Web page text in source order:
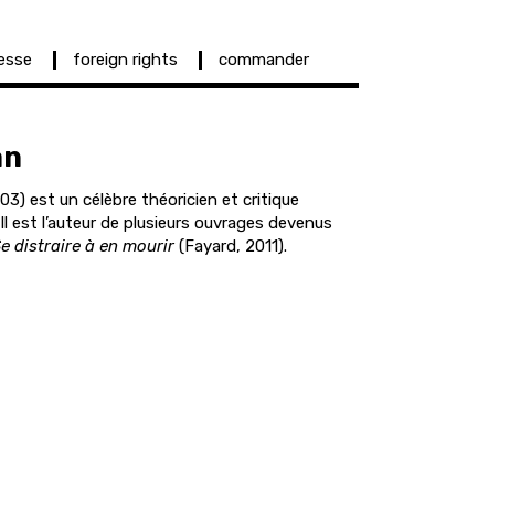
foreign rights commander
est un célèbre théoricien et critique
est l’auteur de plusieurs ouvrages devenus
distraire à en mourir(Fayard, 2011).